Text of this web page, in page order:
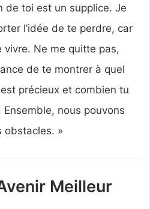
de toi est un supplice. Je
l’idée de te perdre, car
vivre. Ne me quitte pas,
de te montrer à quel
précieux et combien tu
nous pouvons
obstacles. »
Meilleur